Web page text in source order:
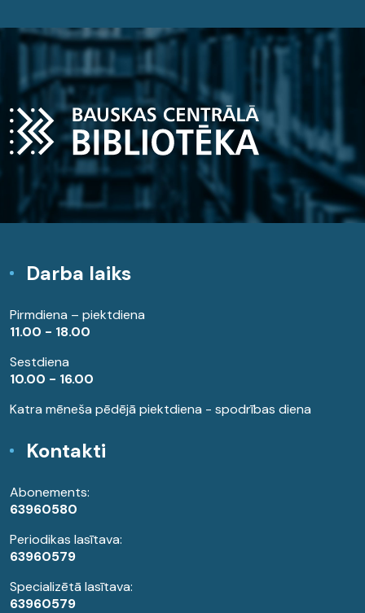
Darba laiks
Pirmdiena – piektdiena
11.00 - 18.00
Sestdiena
10.00 - 16.00
Katra mēneša pēdējā piektdiena - spodrības diena
Kontakti
Abonements:
63960580
Periodikas lasītava:
63960579
Specializētā lasītava:
63960579